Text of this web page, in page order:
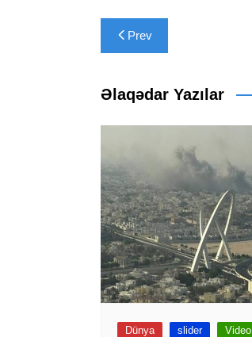
Yazı
naviqasiyası
Prev
Əlaqədar Yazılar
Dünya slider Video